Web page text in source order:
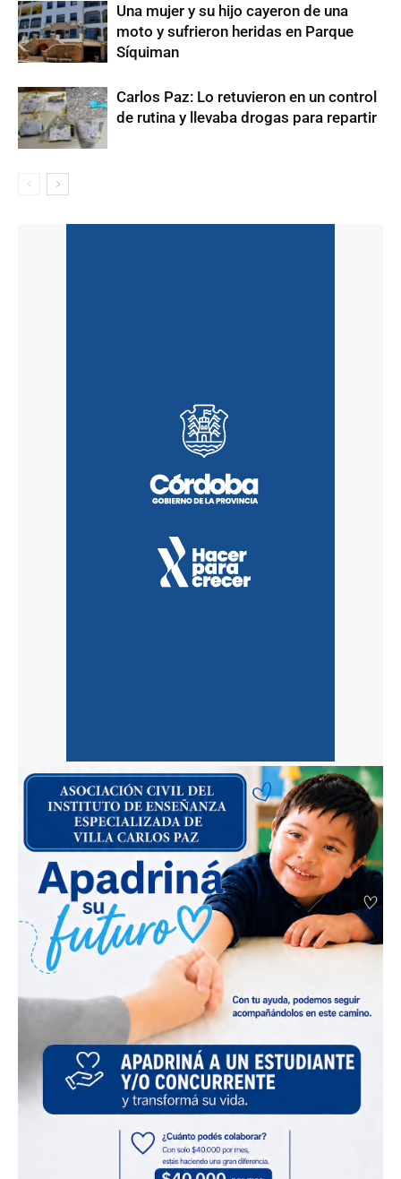
Una mujer y su hijo cayeron de una
moto y sufrieron heridas en Parque
Síquiman
Carlos Paz: Lo retuvieron en un control
de rutina y llevaba drogas para repartir